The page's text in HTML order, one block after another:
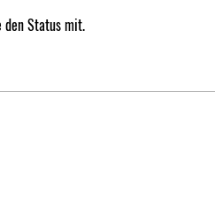
den Status mit.